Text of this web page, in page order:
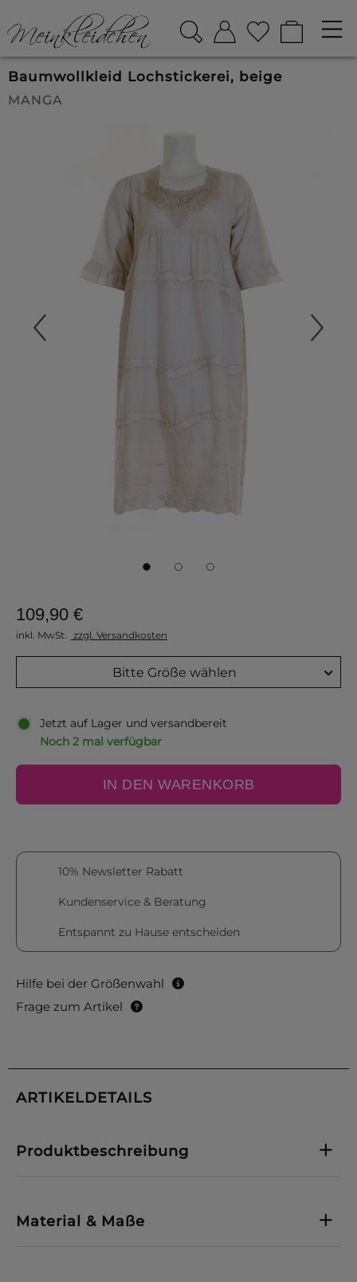
Baumwollkleid Lochstickerei, beige
MANGA
109,90 €
inkl. MwSt. zzgl. Versandkosten
Bitte Größe wählen
Jetzt auf Lager und versandbereit
Noch 2 mal verfügbar
IN DEN WARENKORB
10% Newsletter Rabatt
Kundenservice & Beratung
Entspannt zu Hause entscheiden
Hilfe bei der Größenwahl
Frage zum Artikel
ARTIKELDETAILS
Produktbeschreibung
Material & Maße